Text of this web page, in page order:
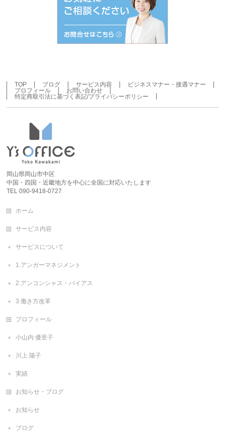
TOP ブログ サービス内容
ビジネスマナー・接遇マナー
プロフィール
お問い合わせ
特定商取引法に基づく表記/プライバシーポリシー
岡山県岡山市中区
中国・四国・近畿地方を中心に全国に対応いたします
TEL 090-9418-0727
ホーム
サービス内容
サービスについて
1.アンガーマネジメント
2.アンコンシャス・バイアス
3.働き方改革
プロフィール
小山内 優里子
川上 陽子
実績
お知らせ・ブログ
お知らせ
ブログ